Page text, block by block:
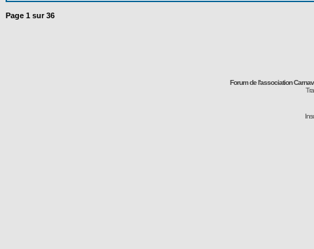
Page 1 sur36
Forum de l'association